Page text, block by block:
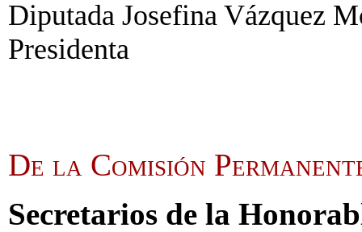
Diputada Josefina Vázquez
Presidenta
De la Comisión
Secretarios de la